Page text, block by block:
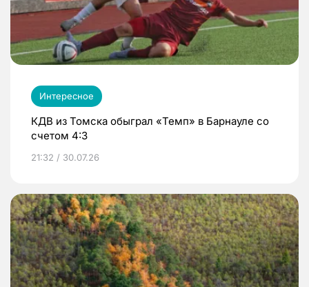
Интересное
КДВ из Томска обыграл «Темп» в Барнауле со
счетом 4:3
21:32 / 30.07.26